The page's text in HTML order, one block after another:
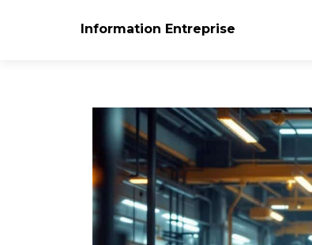
Information Entreprise